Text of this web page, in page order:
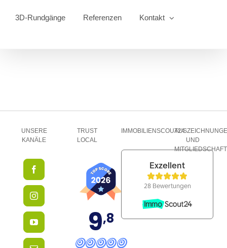
3D-Rundgänge Referenzen Kontakt
UNSERE
KANÄLE
TRUST
LOCAL
9,8
IMMOBILIENSCOUT24
UND